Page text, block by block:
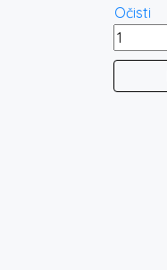
Očisti
FILEX
FINE
SPIKE